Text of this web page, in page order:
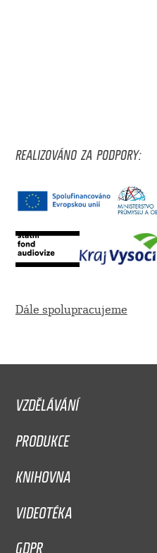
REALIZOVÁNO ZA PODPORY:
Dále spolupracujeme
VZDĚLÁVÁNÍ
PRODUKCE
KNIHOVNA
VIDEOTÉKA
GDPR